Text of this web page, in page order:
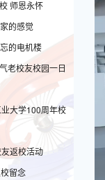
师恩永怀
的感觉
的电机楼
老校友校园一日
大学100周年校
返校活动
留念